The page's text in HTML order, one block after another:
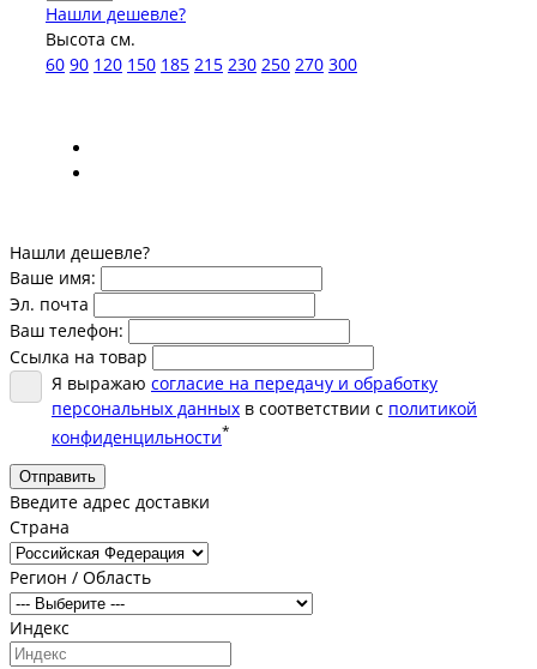
Нашли дешевле?
Высота см.
60 90 120 150 185 215 230 250 270 300
Нашли дешевле?
Ваше имя:
Эл. почта
Ваш телефон:
Ссылка на товар
Я выражаю согласие на передачу и обработку
персональных данных в соответствии с политикой
конфиденцильности*
Отправить
Введите адрес доставки
Страна
Регион / Область
Индекс